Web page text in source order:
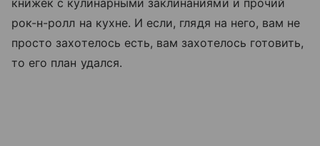
рок-н-ролл на кухне. И если, глядя на него, вам не
просто захотелось есть, вам захотелось готовить,
то его план удался.